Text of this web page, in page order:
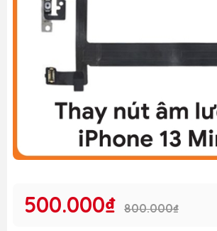
500.000₫ 800.000₫